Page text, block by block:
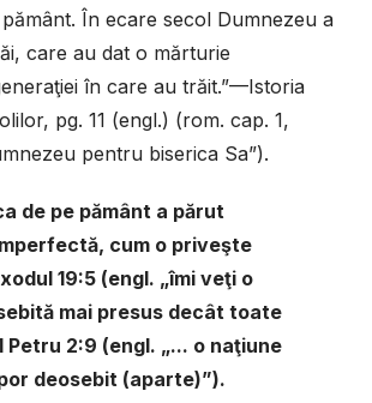
În ecare secol Dumnezeu a
care au dat o mărturie
în care au trăit.”—Istoria
pg. 11 (engl.) (rom. cap. 1,
pentru biserica Sa”).
de pe pământ a părut
cum o priveşte
19:5 (engl. „îmi veţi o
mai presus decât toate
Petru 2:9 (engl. „... o naţiune
deosebit (aparte)”).